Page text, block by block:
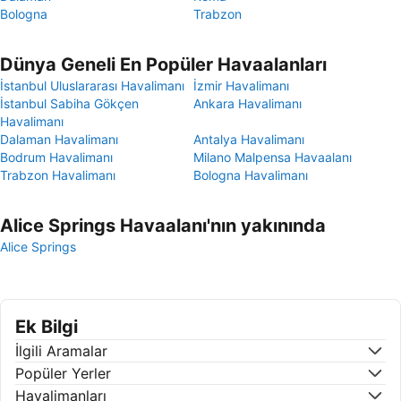
Bologna
Trabzon
Dünya Geneli En Popüler Havaalanları
İstanbul Uluslararası Havalimanı
İzmir Havalimanı
İstanbul Sabiha Gökçen
Havalimanı
Ankara Havalimanı
Dalaman Havalimanı
Antalya Havalimanı
Bodrum Havalimanı
Milano Malpensa Havaalanı
Trabzon Havalimanı
Bologna Havalimanı
Alice Springs Havaalanı'nın yakınında
Alice Springs
Ek Bilgi
İlgili Aramalar
Popüler Yerler
Havalimanları